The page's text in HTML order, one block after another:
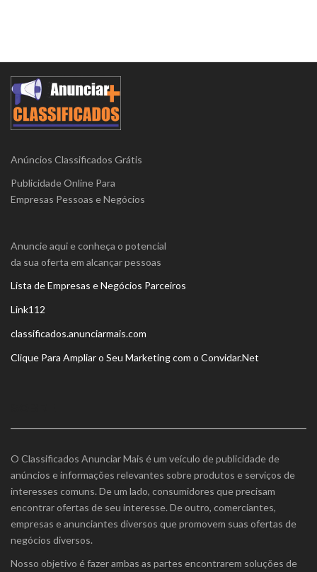
Anúncios Classificados Grátis
Publicidade Online Para
Empresas Pessoas e Negócios
Anuncie aqui e conheça o potencial
da sua oferta em alcançar pessoas
Lista de Empresas e Negócios Parceiros
Link112
classificados.anunciarmais.com
Clique Para Ampliar o Seu Marketing com o Convidar.Net
O Classificados Anunciar Mais é um veículo de publicidade de
anúncios e informações relevantes sobre produtos e serviços de
interesses comuns. De um lado, consumidores que precisam
encontrar ofertas de seu interesse. De outro, comerciantes,
empresas e anunciantes diversos que promovem suas ofertas de
negócios diversos.
Nosso objetivo é fazer ambas as partes encontrarem soluções de